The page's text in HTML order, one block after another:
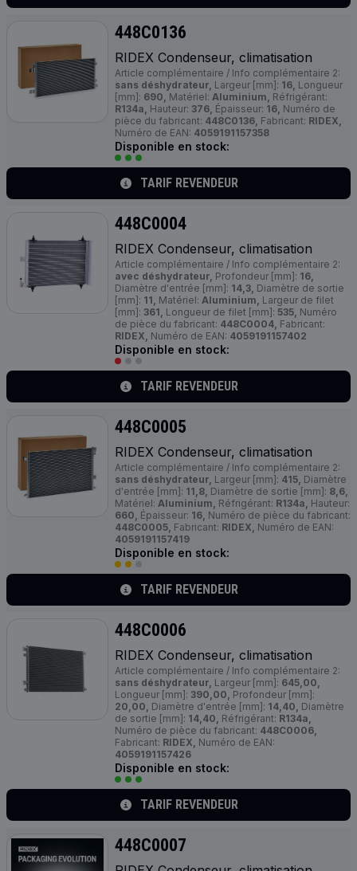
448C0136
RIDEX Condenseur, climatisation
Article complémentaire / Info complémentaire 2:
sans déshydrateur, Largeur [mm]: 16, Longueur
[mm]: 690, Matériel: Aluminium, Réfrigérant:
R134a, Hauteur: 376, Épaisseur: 16, Numéro de
pièce du fabricant: 448C0136, Fabricant: RIDEX,
Numéro de EAN: 4059191157358
Disponible en stock:
TARIF REVENDEUR
448C0004
RIDEX Condenseur, climatisation
Article complémentaire / Info complémentaire 2:
avec déshydrateur, Profondeur [mm]: 16,
Diamètre d'entrée [mm]: 14,3, Diamètre de sortie
[mm]: 11, Matériel: Aluminium, Largeur de filet
[mm]: 361, Longueur de filet [mm]: 535, Numéro
de pièce du fabricant: 448C0004, Fabricant:
RIDEX, Numéro de EAN: 4059191157402
Disponible en stock:
TARIF REVENDEUR
448C0005
RIDEX Condenseur, climatisation
Article complémentaire / Info complémentaire 2:
sans déshydrateur, Largeur [mm]: 415, Diamètre
d'entrée [mm]: 11,8, Diamètre de sortie [mm]: 8,6,
Matériel: Aluminium, Réfrigérant: R134a, Hauteur:
660, Épaisseur: 16, Numéro de pièce du fabricant:
448C0005, Fabricant: RIDEX, Numéro de EAN:
4059191157419
Disponible en stock:
TARIF REVENDEUR
448C0006
RIDEX Condenseur, climatisation
Article complémentaire / Info complémentaire 2:
sans déshydrateur, Largeur [mm]: 645,00,
Longueur [mm]: 390,00, Profondeur [mm]:
20,00, Diamètre d'entrée [mm]: 14,40, Diamètre
de sortie [mm]: 14,40, Réfrigérant: R134a,
Numéro de pièce du fabricant: 448C0006,
Fabricant: RIDEX, Numéro de EAN:
4059191157426
Disponible en stock:
TARIF REVENDEUR
448C0007